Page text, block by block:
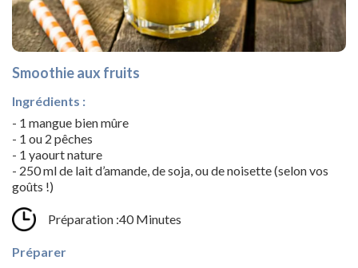
Smoothie aux fruits
Ingrédients :
- 1 mangue bien mûre
- 1 ou 2 pêches
- 1 yaourt nature
- 250 ml de lait d’amande, de soja, ou de noisette (selon vos
goûts !)
Préparation :40 Minutes
Préparer